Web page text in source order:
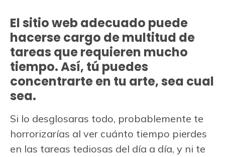
El sitio web adecuado puede
hacerse cargo de multitud de
tareas que requieren mucho
tiempo. Así, tú puedes
concentrarte en tu arte, sea cual
sea.
Si lo desglosaras todo, probablemente te
horrorizarías al ver cuánto tiempo pierdes
en las tareas tediosas del día a día, y ni te